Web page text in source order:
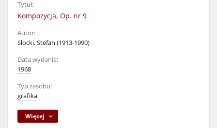
Tytuł:
Kompozycja, Op. nr 9
Autor:
Słocki, Stefan (1913-1990)
Data wydania:
1968
Typ zasobu:
grafika
Więcej